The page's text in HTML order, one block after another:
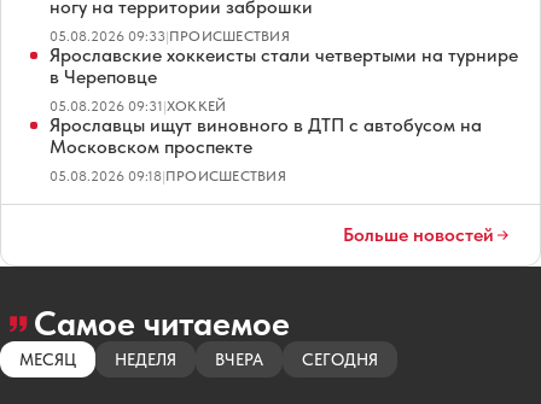
ногу на территории заброшки
05.08.2026 09:33|ПРОИСШЕСТВИЯ
Ярославские хоккеисты стали четвертыми на турнире
в Череповце
05.08.2026 09:31|ХОККЕЙ
Ярославцы ищут виновного в ДТП с автобусом на
Московском проспекте
05.08.2026 09:18|ПРОИСШЕСТВИЯ
Больше новостей
Самое читаемое
МЕСЯЦ НЕДЕЛЯ ВЧЕРА СЕГОДНЯ